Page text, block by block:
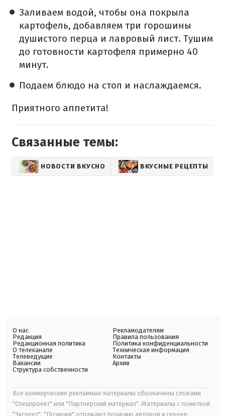
Заливаем водой, чтобы она покрыла
картофель, добавляем три горошины
душистого перца и лавровый лист. Тушим
до готовности картофеля примерно 40
минут.
Подаем блюдо на стол и наслаждаемся.
Приятного аппетита!
Связанные темы:
НОВОСТИ ВКУСНО ВКУСНЫЕ РЕЦЕПТЫ
О нас
Редакция
Редакционная политика
О телеканале
Телеведущие
Вакансии
Структура собственности
Рекламодателям
Правила пользования
Политика конфиденциальности
Техническая информация
Контакты
Архив
Все коммерческие рекламные материалы обозначены словами
"Спецпроект" или "Партнерский материал". Материалы с пометкой
"Эксперт", "Позиция" отражают позицию авторов и героев.